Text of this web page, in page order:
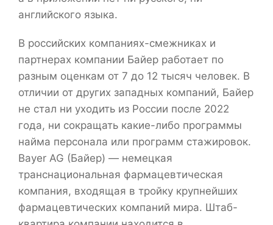
английского языка.
В российских компаниях-смежниках и
партнерах компании Байер работает по
разным оценкам от 7 до 12 тысяч человек. В
отличии от других западных компаний, Байер
не стал ни уходить из России после 2022
года, ни сокращать какие-либо программы
найма персонала или программ стажировок.
Bayer AG (Байер) — немецкая
транснациональная фармацевтическая
компания, входящая в тройку крупнейших
фармацевтических компаний мира. Штаб-